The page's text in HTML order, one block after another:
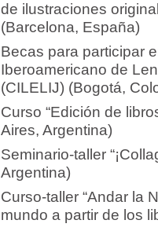
de ilustraciones
(Barcelona, España)
Becas para participar
Iberoamericano de
(CILELIJ) (Bogotá,
Curso “Edición de
Aires, Argentina)
Seminario-taller
Argentina)
Curso-taller “Andar la
mundo a partir de los